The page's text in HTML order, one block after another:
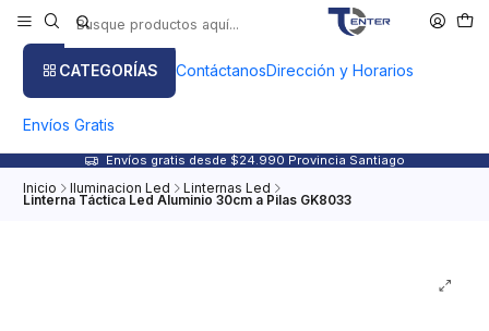
CATEGORÍAS ContáctanosDirección y Horarios
Envíos Gratis
Envíos gratis desde $24.990 Provincia Santiago
Inicio Iluminacion Led Linternas Led
Linterna Táctica Led Aluminio 30cm a Pilas GK8033